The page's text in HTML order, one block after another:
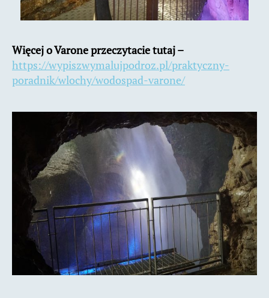
Więcej o Varone przeczytacie tutaj –
https://wypiszwymalujpodroz.pl/praktyczny-
poradnik/wlochy/wodospad-varone/